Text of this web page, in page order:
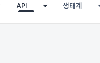
API 생태계